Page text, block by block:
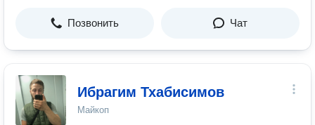
Позвонить Чат
Ибрагим Тхабисимов
Майкоп